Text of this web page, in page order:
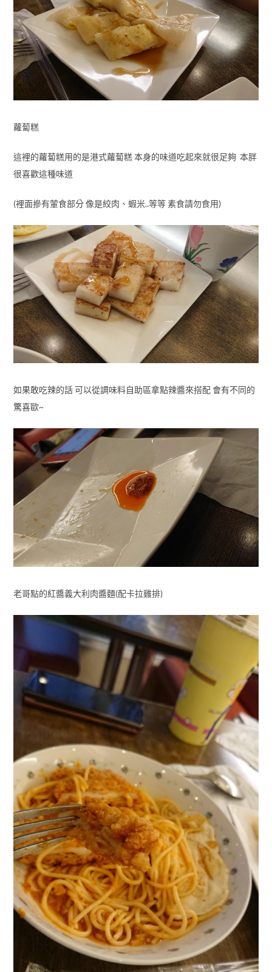
蘿蔔糕
這裡的蘿蔔糕用的是港式蘿蔔糕 本身的味道吃起來就很足夠 本胖
很喜歡這種味道
(裡面摻有葷食部分 像是絞肉、蝦米..等等 素食請勿食用)
如果敢吃辣的話 可以從調味料自助區拿點辣醬來搭配 會有不同的
驚喜歐~
老哥點的紅醬義大利肉醬麵(配卡拉雞排)